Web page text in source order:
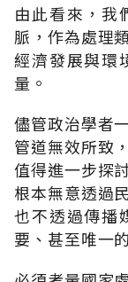
由此看來，我
脈，作為處理
經濟發展與環
量。
儘管政治學者
管道無效所致
值得進一步探
根本無意透過
也不透過傳播
要、甚至唯一